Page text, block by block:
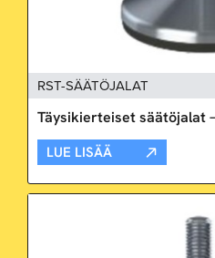
RST-SÄÄTÖJALAT
Täysikierteiset säätöjalat
LUE LISÄÄ